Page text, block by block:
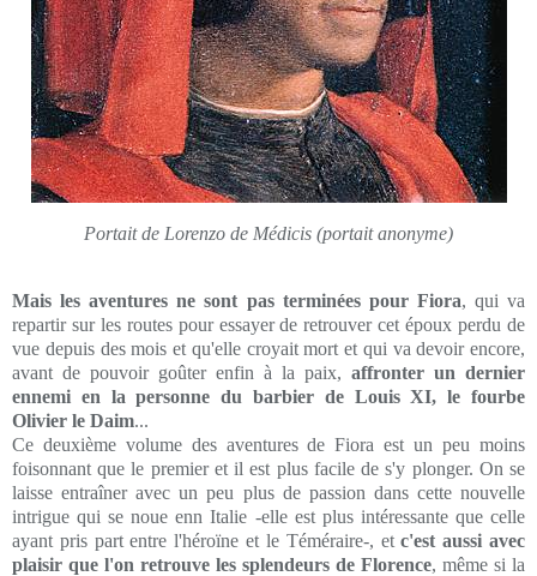
Portait de Lorenzo de Médicis (portait anonyme)
Mais les aventures ne sont pas terminées pour Fiora, qui va
repartir sur les routes pour essayer de retrouver cet époux perdu de
vue depuis des mois et qu'elle croyait mort et qui va devoir encore,
avant de pouvoir goûter enfin à la paix, affronter un dernier
ennemi en la personne du barbier de Louis XI, le fourbe
Olivier le Daim...
Ce deuxième volume des aventures de Fiora est un peu moins
foisonnant que le premier et il est plus facile de s'y plonger. On se
laisse entraîner avec un peu plus de passion dans cette nouvelle
intrigue qui se noue enn Italie -elle est plus intéressante que celle
ayant pris part entre l'héroïne et le Téméraire-, etc'est aussi avec
plaisir que l'on retrouve les splendeurs de Florence, même si la